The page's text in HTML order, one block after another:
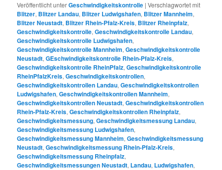
Veröffentlicht unterGeschwindigkeitskontrolle |Verschlagwortet mit
Blitzer, Blitzer Landau, Blitzer Ludwigshafen, Blitzer Mannheim,
Blitzer Neustadt, Blitzer Rhein-Pfalz-Kreis, Blitzer Rheinpfalz,
Geschwindigkeitskontrolle,Geschwindigkeitskontrolle Landau,
Geschwindigkeitskontrolle Ludwigshafen,
Geschwindigkeitskontrolle Mannheim,Geschwindigkeitskontrolle
Neustadt,GEschwindigkeitskontrolle Rhein-Pfalz-Kreis,
Geschwindigkeitskontrolle RheinPfalz,Geschwindigkeitskontrolle
RheinPfalzKreis,Geschwindigkeitskontrollen,
Geschwindigkeitskontrollen Landau,Geschwindigkeitskontrollen
Ludwigshafen,Geschwindigkeitskontrollen Mannheim,
Geschwindigkeitskontrollen Neustadt,Geschwindigkeitskontrollen
Rhein-Pfalz-Kreis,Geschwindigkeitskontrollen Rheinpfalz,
Geschwindigkeitsmessung,Geschwindigkeitsmessung Landau,
Geschwindigkeitsmessung Ludwigshafen,
Geschwindigkeitsmessung Mannheim,Geschwindigkeitsmessung
Neustadt,Geschwindigkeitsmessung Rhein-Pfalz-Kreis,
Geschwindigkeitsmessung Rheinpfalz,
Geschwindigkeitsmessungen Neustadt, Landau, Ludwigshafen,